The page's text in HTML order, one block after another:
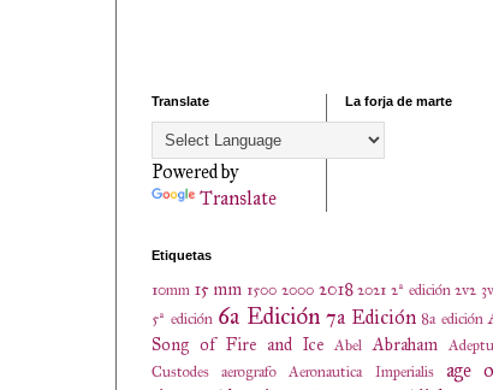
Translate
Powered by
Translate
La forja de marte
Etiquetas
10mm 15 mm 1500 2000 2018 2021 2ª edición 2v2
5ª edición 6a Edición 7a Edición 8a edición
Song of Fire and Ice Abel Abraham
Custodes
aerografo Aeronautica Imperialis
age